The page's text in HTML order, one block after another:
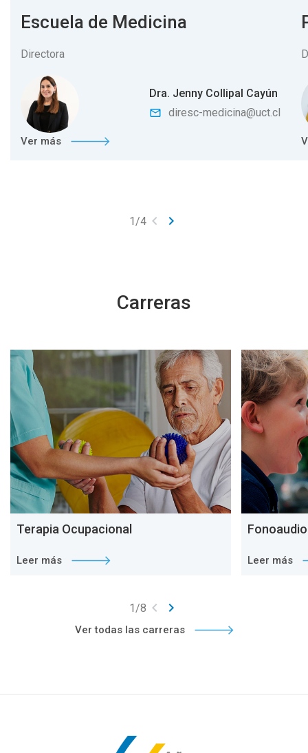
Escuela de Medicina
Directora
Dra. Jenny Collipal Cayún
mail_outline diresc-medicina@uct.cl
Ver más
1/4keyboard_arrow_left keyboard_arrow_right
Carreras
Terapia Ocupacional
Leer más Leer más
1 /8 keyboard_arrow_left keyboard_arrow_right
Ver todas las carreras